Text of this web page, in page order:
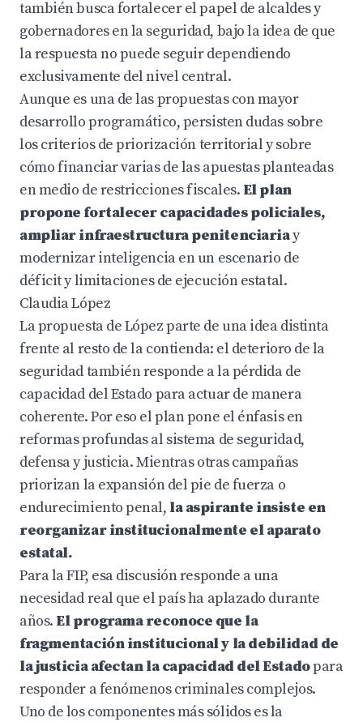
también busca fortalecer el papel de alcaldes y
gobernadores en la seguridad, bajo la idea de que
la respuesta no puede seguir dependiendo
exclusivamente del nivel central.
Aunque es una de las propuestas con mayor
desarrollo programático, persisten dudas sobre
los criterios de priorización territorial y sobre
cómo financiar varias de las apuestas planteadas
en medio de restricciones fiscales. El plan
propone fortalecer capacidades policiales,
ampliar infraestructura penitenciariay
modernizar inteligencia en un escenario de
déficit y limitaciones de ejecución estatal.
Claudia López
La propuesta de López parte de una idea distinta
frente al resto de la contienda: el deterioro de la
seguridad también responde a la pérdida de
capacidad del Estado para actuar de manera
coherente. Por eso el plan pone el énfasis en
reformas profundas al sistema de seguridad,
defensa y justicia. Mientras otras campañas
priorizan la expansión del pie de fuerza o
endurecimiento penal, la aspirante insiste en
reorganizar institucionalmente el aparato
estatal.
Para la FIP, esa discusión responde a una
necesidad real que el país ha aplazado durante
años. El programa reconoce que la
fragmentación institucional y la debilidad de
la justicia afectan la capacidad del Estadopara
responder a fenómenos criminales complejos.
Uno de los componentes más sólidos es la